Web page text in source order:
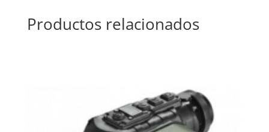
Productos relacionados